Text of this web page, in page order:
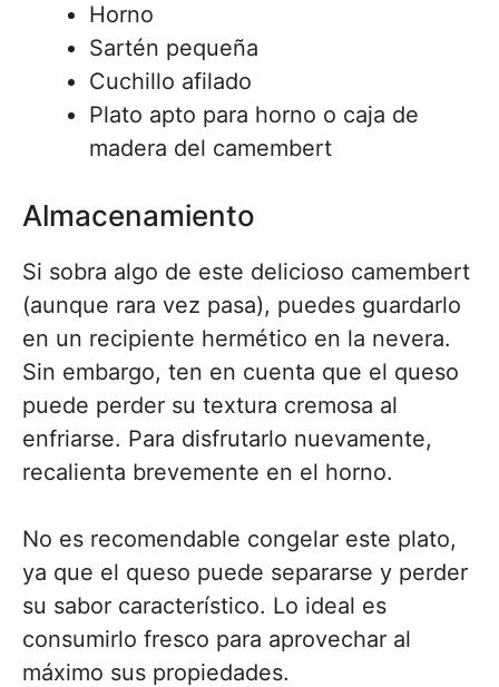
Horno
Sartén pequeña
Cuchillo afilado
Plato apto para horno o caja de
madera del camembert
Almacenamiento
Si sobra algo de este delicioso camembert
(aunque rara vez pasa), puedes guardarlo
en un recipiente hermético en la nevera.
Sin embargo, ten en cuenta que el queso
puede perder su textura cremosa al
enfriarse. Para disfrutarlo nuevamente,
recalienta brevemente en el horno.
No es recomendable congelar este plato,
ya que el queso puede separarse y perder
su sabor característico. Lo ideal es
consumirlo fresco para aprovechar al
máximo sus propiedades.